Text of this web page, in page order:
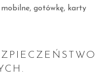
mobilne, gotówkę, karty